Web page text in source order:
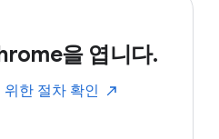
을 엽니다.
한 절차 확인